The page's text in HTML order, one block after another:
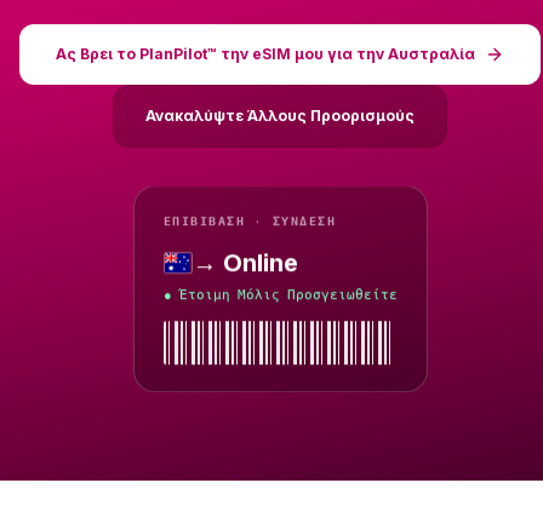
Ας Βρει το PlanPilot™ την eSIM μου για την Αυστραλία
Ανακαλύψτε Άλλους Προορισμούς
ΕΠΙΒΊΒΑΣΗ · ΣΎΝΔΕΣΗ
Αυστραλία
→ Online
● Έτοιμη Μόλις Προσγειωθείτε